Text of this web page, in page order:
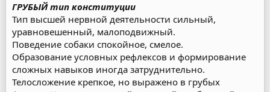
ГРУБЫЙ тип конституции
Тип высшей нервной деятельности сильный,
уравновешенный, малоподвижный.
Поведение собаки спокойное, смелое.
Образование условных рефлексов и формирование
сложных навыков иногда затруднительно.
Телосложение крепкое, но выражено в грубых